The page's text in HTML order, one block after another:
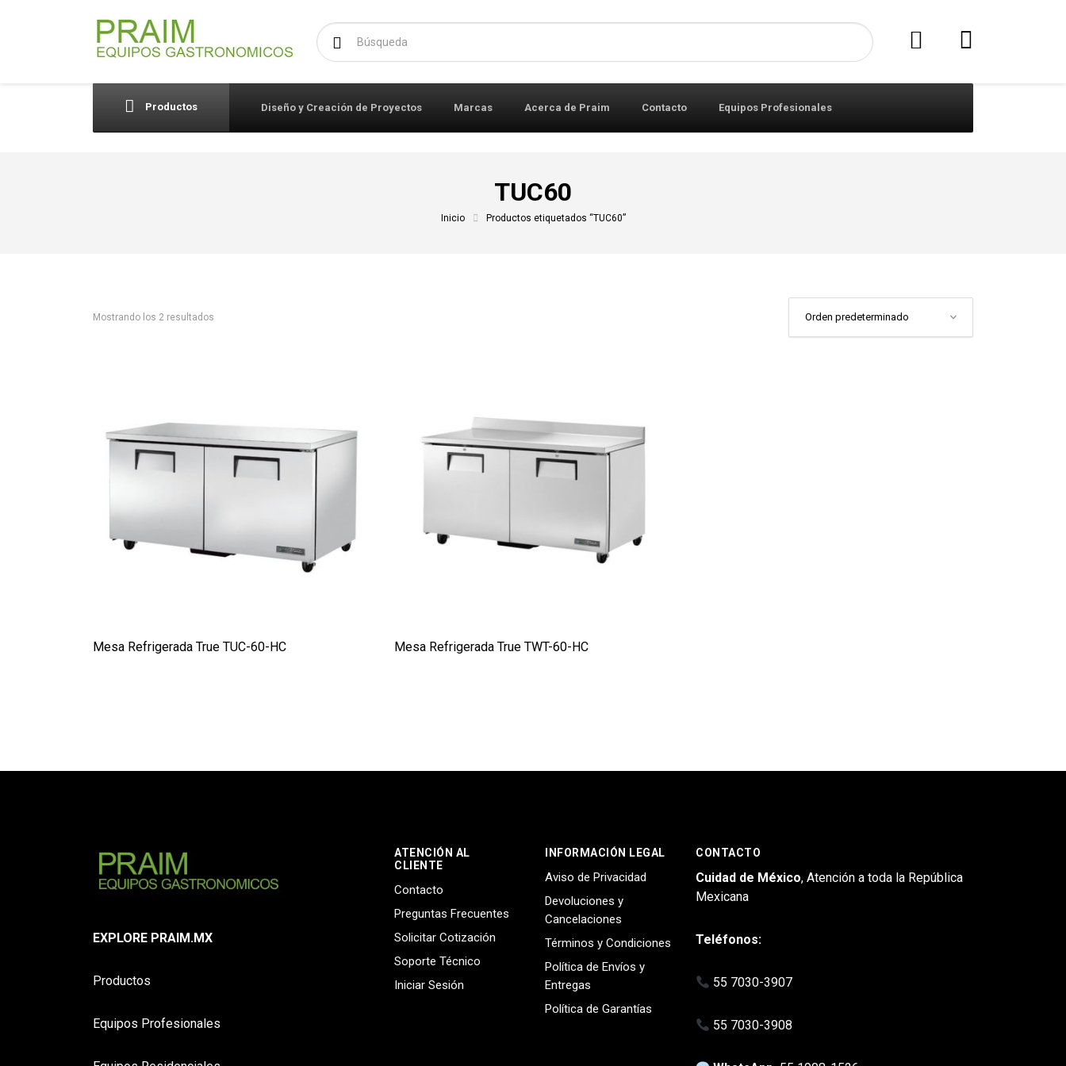
Buscar:
Productos Diseño y Creación de Proyectos Marcas Acerca de Praim Contacto Equipos Profesionales
TUC60
Inicio Productos etiquetados “TUC60”
Mostrando los 2 resultados
Mesa Refrigerada True TUC-60-HC Mesa Refrigerada True TWT-60-HC
EXPLORE PRAIM.MX
Productos
Equipos Profesionales
ATENCIÓN AL
CLIENTE
Contacto
Preguntas Frecuentes
Solicitar Cotización
Soporte Técnico
Iniciar Sesión
INFORMACIÓN LEGAL
Aviso de Privacidad
Devoluciones y
Cancelaciones
Términos y Condiciones
Política de Envíos y
Entregas
Política de Garantías
CONTACTO
Cuidad de México, Atención a toda la República
Mexicana
Teléfonos:
55 7030-3907
55 7030-3908